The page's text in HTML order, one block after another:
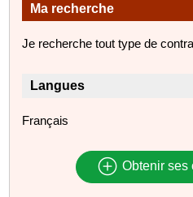
Ma recherche
Je recherche tout type de
Langues
Français
Obtenir ses